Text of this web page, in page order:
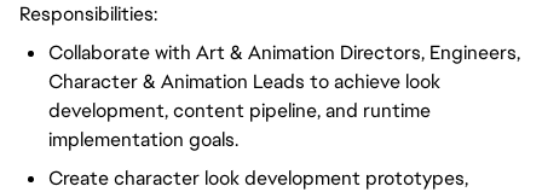
Responsibilities:
Collaborate with Art & Animation Directors, Engineers,
Character & Animation Leads to achieve look
development, content pipeline, and runtime
implementation goals.
Create character look development prototypes,